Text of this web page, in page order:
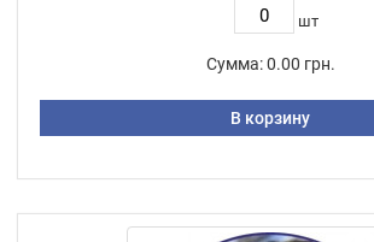
шт
Сумма: 0.00 грн.
В корзину